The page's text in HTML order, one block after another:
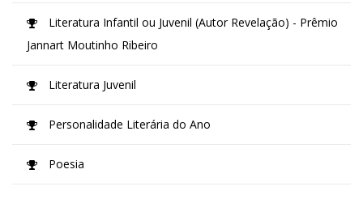
Literatura Infantil ou Juvenil (Autor Revelação) - Prêmio
Jannart Moutinho Ribeiro
Literatura Juvenil
Personalidade Literária do Ano
Poesia